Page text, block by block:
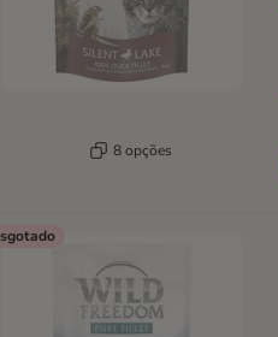
8 opções